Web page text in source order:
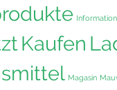
Kaufen
Magasin